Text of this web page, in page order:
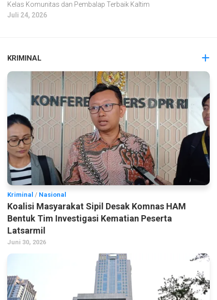
Kelas Komunitas dan Pembalap Terbaik Kaltim
Juli 24, 2026
KRIMINAL
Kriminal / Nasional
Koalisi Masyarakat Sipil Desak Komnas HAM
Bentuk Tim Investigasi Kematian Peserta
Latsarmil
Juni 30, 2026